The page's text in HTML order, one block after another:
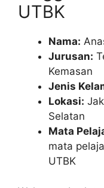
UTBK
Nama:
Jurusan:
Kemasan
Jenis
Lokasi:
Selatan
Mata
mata
UTBK